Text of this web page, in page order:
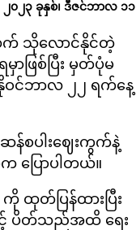
၂၀၂၃ ခုနှစ်၊ ဒီဇင်ဘာလ ၁၁
က် သိုလောင်နိုင်တဲ့
ဖြစ်ပြီး မှတ်ပုံမ
ဝင်ဘာလ ၂၂ ရက်နေ့
န်စပါးဈေးကွက်နဲ့
ပြောပါတယ်။
ထုတ်ပြန်ထားပြီး
င့် ပိတ်သည်အထိ ရေး